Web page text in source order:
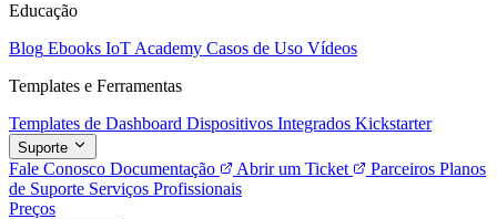
Educação
Blog Ebooks IoT Academy Casos de Uso Vídeos
Templates e Ferramentas
Templates de Dashboard Dispositivos Integrados Kickstarter
Suporte
Fale Conosco Documentação Abrir um Ticket Parceiros Planos
de Suporte Serviços Profissionais
Preços